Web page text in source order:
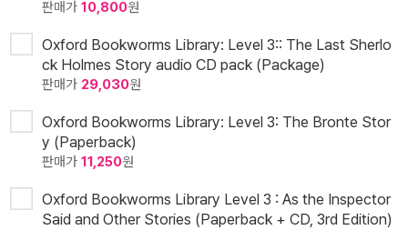
판매가 10,800원
Oxford Bookworms Library: Level 3:: The Last Sherlo
ck Holmes Story audio CD pack (Package)
판매가 29,030원
Oxford Bookworms Library: Level 3: The Bronte Stor
y (Paperback)
판매가 11,250원
Oxford Bookworms Library Level 3 : As the Inspector
Said and Other Stories (Paperback + CD, 3rd Edition)